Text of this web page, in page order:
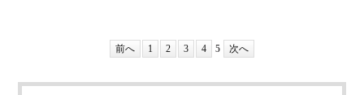
前へ 1 2 3 4 5 次へ